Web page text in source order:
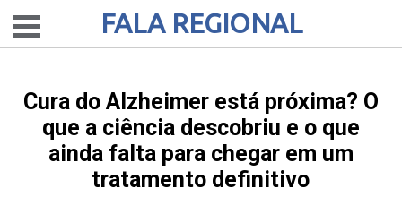
FALA REGIONAL
Cura do Alzheimer está próxima? O
que a ciência descobriu e o que
ainda falta para chegar em um
tratamento definitivo